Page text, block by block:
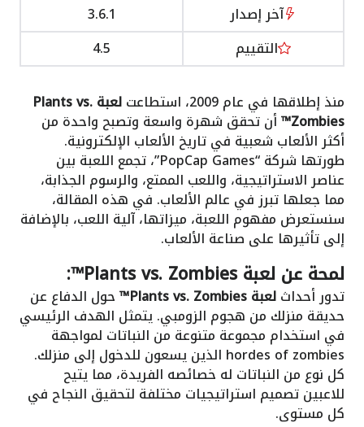
آخر إصدار
3.6.1
التقييم
4.5
منذ إطلاقها في عام 2009، استطاعت لعبة Plants vs.
Zombies™ أن تحقق شهرة واسعة وتصبح واحدة من
أكثر الألعاب شعبية في تاريخ الألعاب الإلكترونية.
طورتها شركة “PopCap Games”، تجمع اللعبة بين
عناصر الاستراتيجية، واللعب الممتع، والرسوم الجذابة،
مما جعلها تبرز في عالم الألعاب. في هذه المقالة،
سنستعرض مفهوم اللعبة، ميزاتها، آلية اللعب، بالإضافة
إلى تأثيرها على صناعة الألعاب.
لمحة عن لعبة Plants vs. Zombies™:
تدور أحداثلعبة Plants vs. Zombies™ حول الدفاع عن
حديقة منزلك من هجوم الزومبي. يتمثل الهدف الرئيسي
في استخدام مجموعة متنوعة من النباتات لمواجهة
hordes of zombies الذين يسعون للدخول إلى منزلك.
كل نوع من النباتات له خصائصه الفريدة، مما يتيح
للاعبين تصميم استراتيجيات مختلفة لتحقيق النجاح في
كل مستوى.